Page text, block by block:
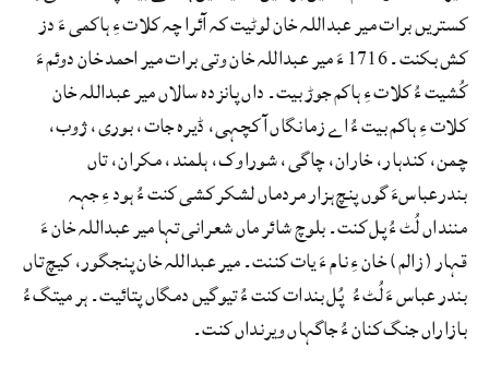
کستریں برات میر عبداللہ خان لوٹیت کہ آئرا چہ کلات ءِ ہاکمی ءَ دز
کش بکنت۔ 1716 ءَ میر عبداللہ خان وتی برات میر احمد خان دوئم ءَ
کُشیت ءُ کلات ءِ ہاکم جوڑ بیت۔ داں پانزدہ سالاں میر عبداللہ خان
کلات ءِ ہاکم بیت ءُ اے زمانگاں آ کچہی، ڈیرہ جات، بوری، ژوب،
چمن، کندہار، خاران، چاگی، شوراوک، ہلمند، مکران، تاں
بندرعباسءَ گوں پنچ ہزار مردماں لشکر کشی کنت ءُ ہود ءِ جہہ
مننداں لُٹ ءُ پل کنت۔ بلوچ شائر ماں شعرانی تہا میر عبداللہ خان ءَ
قہار (زالم) خان ءِ نام ءَ یات کننت۔ میر عبداللہ خان پنجگور، کیچ تاں
بندر عباس ءَ لُٹ ءُ پُل بندات کنت ءُ تیوگیں دمگاں پتائیت۔ ہر میتگ ءُ
بازاراں جنگ کنان ءُ جاگہاں ویرنداں کنت۔